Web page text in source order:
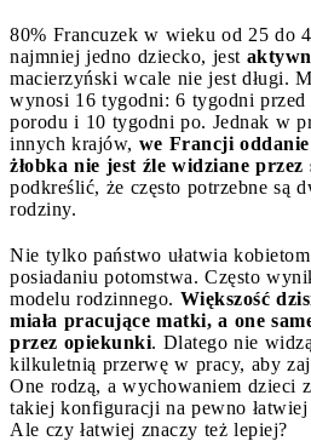
80% Francuzek w wieku od 25 do
najmniej jedno dziecko, jest
macierzyński wcale nie jest długi.
wynosi 16 tygodni: 6 tygodni przed
porodu i 10 tygodni po. Jednak w
innych krajów, we Francji
żłobka nie jest źle widziane przez
podkreślić, że często potrzebne są
rodziny.
Nie tylko państwo ułatwia
posiadaniu potomstwa. Często
modelu rodzinnego. Większość
miała pracujące matki, a one
przez opiekunki. Dlatego nie
kilkuletnią przerwę w pracy, aby
One rodzą, a wychowaniem dzieci
takiej konfiguracji na pewno
Ale czy łatwiej znaczy też lepiej?